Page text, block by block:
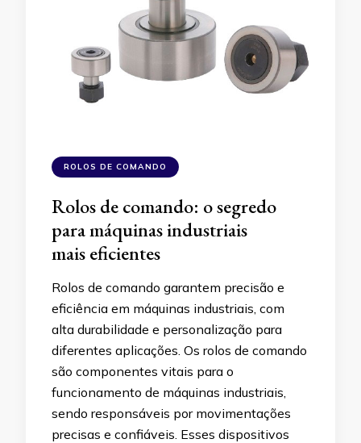
ROLOS DE COMANDO
Rolos de comando: o segredo
para máquinas industriais
mais eficientes
Rolos de comando garantem precisão e
eficiência em máquinas industriais, com
alta durabilidade e personalização para
diferentes aplicações. Os rolos de comando
são componentes vitais para o
funcionamento de máquinas industriais,
sendo responsáveis por movimentações
precisas e confiáveis. Esses dispositivos